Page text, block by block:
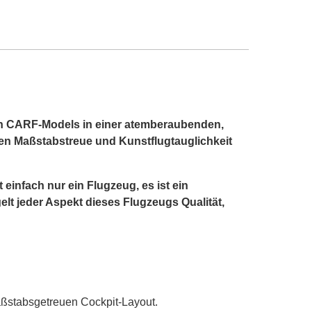
Models in einer atemberaubenden,
Maßstabstreue und Kunstflugtauglichkeit
einfach nur ein Flugzeug, es ist ein
jeder Aspekt dieses Flugzeugs Qualität,
Cockpit-Layout.